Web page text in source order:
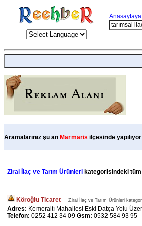
Aramalarınız şu an Marmaris ilçesinde
Zirai İlaç ve Tarım Ürünleri kategorisindeki tüm
Köroğlu Ticaret Zirai İlaç ve Tarım Ürünleri
Adres: Kemeraltı Mahallesi Eski Datça Yolu
Telefon: 0252 412 34 09 Gsm: 0532 584 93 95